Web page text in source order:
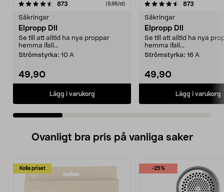
873 (9,98/st)
Säkringar
Elpropp DII
Se till att alltid ha nya proppar
hemma ifall...
Strömstyrka: 10 A
49,90
Lägg i varukorg
4.5 av 5 stjärnor 873
Säkringar
Elpropp DII
Se till att alltid ha nya
hemma ifall...
Strömstyrka: 16 A
49,90
Lägg i varukorg
4.5 av 5 stjärnor
Ovanligt bra pris på vanliga saker
Kolla priset -25%